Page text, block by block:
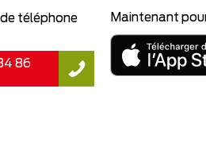
téléphone
86
Maintenant